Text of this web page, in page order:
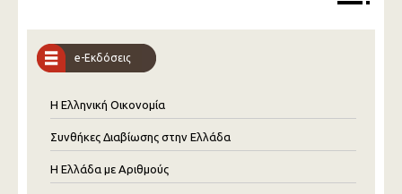
e-Εκδόσεις
Η Ελληνική Οικονομία
Συνθήκες Διαβίωσης στην Ελλάδα
Η Ελλάδα με Αριθμούς